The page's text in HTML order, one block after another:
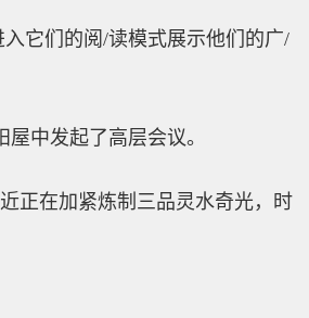
它们的阅/读模式展示他们的广/
中发起了高层会议。
正在加紧炼制三品灵水奇光，时